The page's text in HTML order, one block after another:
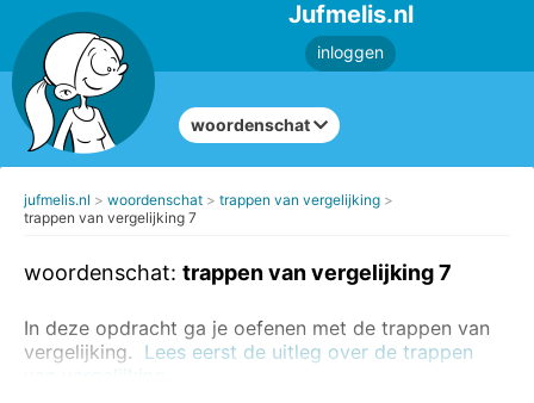
Jufmelis.nl
inloggen
woordenschat
jufmelis.nl woordenschat
trappen van vergelijking
trappen van vergelijking 7
woordenschat: trappen van vergelijking 7
In deze opdracht ga je oefenen met de trappen van
vergelijking. Lees eerst de uitleg over de trappen